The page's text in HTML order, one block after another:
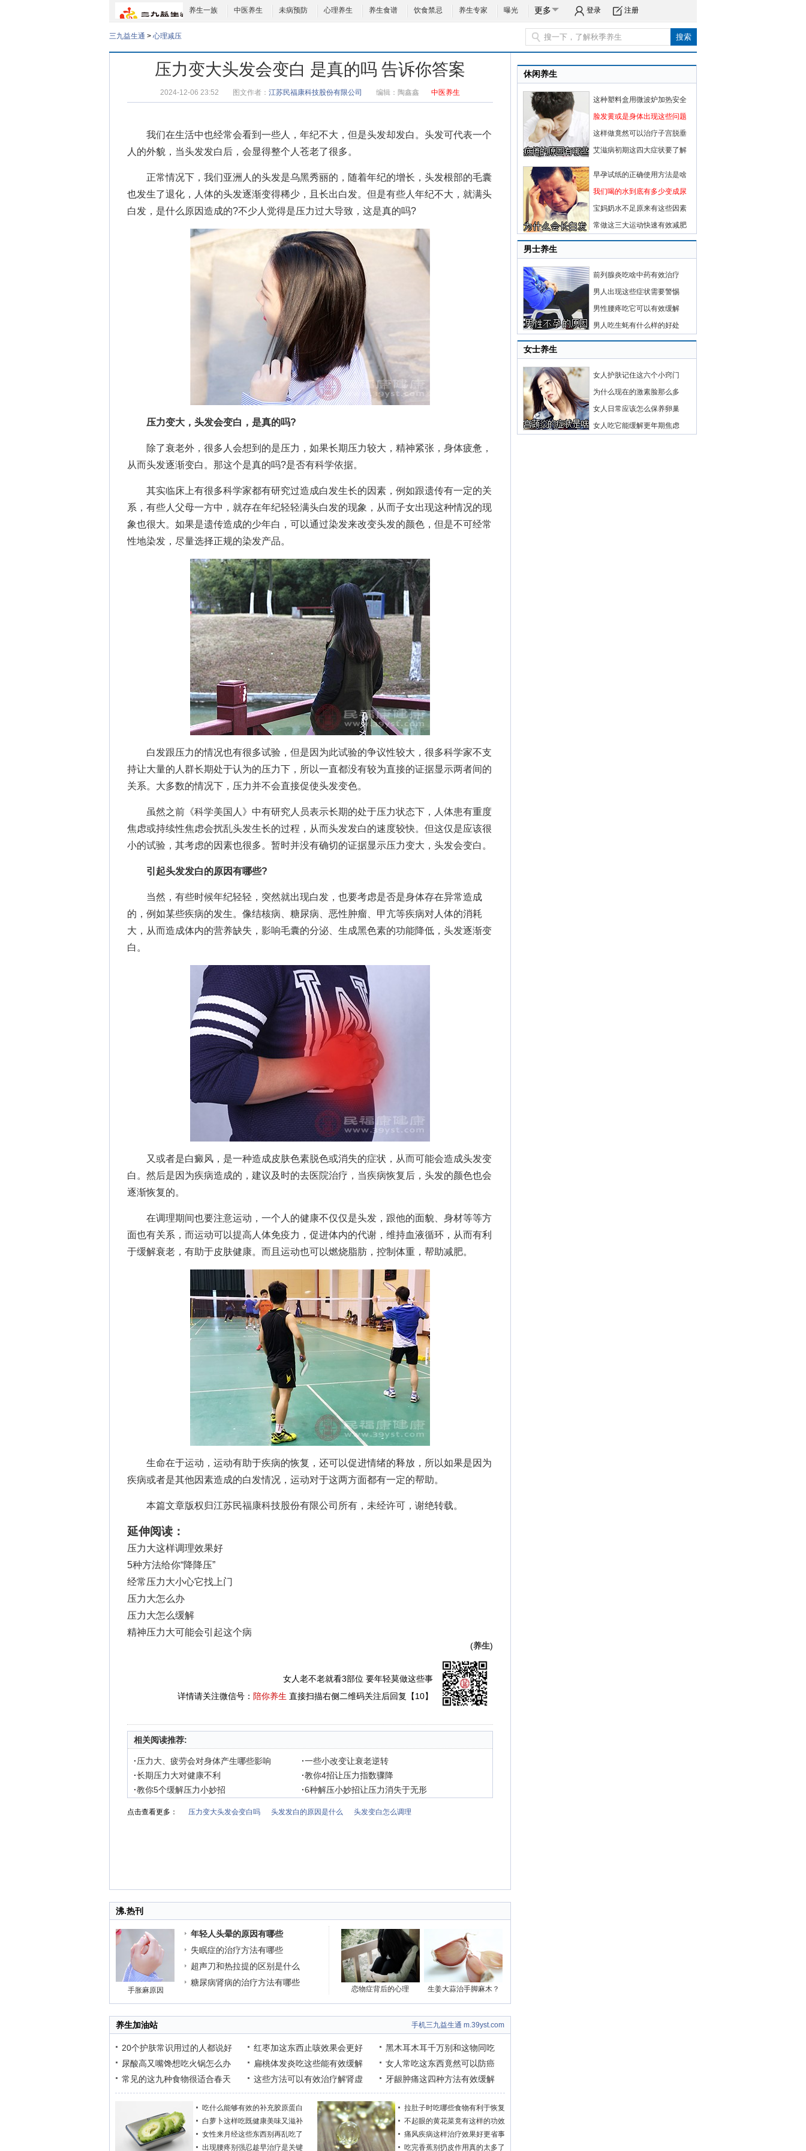
养生一族 中医养生 未病预防 心理养生 养生食谱 饮食禁忌 养生专家 曝光 更多 登录 注册
三九益生通 > 心理减压
压力变大头发会变白 是真的吗 告诉你答案
2024-12-06 23:52 图文作者： 江苏民福康科技股份有限公司 编辑： 陶鑫鑫 中医养生
我们在生活中也经常会看到一些人，年纪不大，但是头发却发白。头发可代表一个
人的外貌，当头发发白后，会显得整个人苍老了很多。
正常情况下，我们亚洲人的头发是乌黑秀丽的，随着年纪的增长，头发根部的毛囊
也发生了退化，人体的头发逐渐变得稀少，且长出白发。但是有些人年纪不大，就满头
白发，是什么原因造成的?不少人觉得是压力过大导致，这是真的吗?
压力变大，头发会变白，是真的吗?
除了衰老外，很多人会想到的是压力，如果长期压力较大，精神紧张，身体疲惫，
从而头发逐渐变白。那这个是真的吗?是否有科学依据。
其实临床上有很多科学家都有研究过造成白发生长的因素，例如跟遗传有一定的关
系，有些人父母一方中，就存在年纪轻轻满头白发的现象，从而子女出现这种情况的现
象也很大。如果是遗传造成的少年白，可以通过染发来改变头发的颜色，但是不可经常
性地染发，尽量选择正规的染发产品。
白发跟压力的情况也有很多试验，但是因为此试验的争议性较大，很多科学家不支
持让大量的人群长期处于认为的压力下，所以一直都没有较为直接的证据显示两者间的
关系。大多数的情况下，压力并不会直接促使头发变色。
虽然之前《科学美国人》中有研究人员表示长期的处于压力状态下，人体患有重度
焦虑或持续性焦虑会扰乱头发生长的过程，从而头发发白的速度较快。但这仅是应该很
小的试验，其考虑的因素也很多。暂时并没有确切的证据显示压力变大，头发会变白。
引起头发发白的原因有哪些?
当然，有些时候年纪轻轻，突然就出现白发，也要考虑是否是身体存在异常造成
的，例如某些疾病的发生。像结核病、糖尿病、恶性肿瘤、甲亢等疾病对人体的消耗
大，从而造成体内的营养缺失，影响毛囊的分泌、生成黑色素的功能降低，头发逐渐变
白。
又或者是白癜风，是一种造成皮肤色素脱色或消失的症状，从而可能会造成头发变
白。然后是因为疾病造成的，建议及时的去医院治疗，当疾病恢复后，头发的颜色也会
逐渐恢复的。
在调理期间也要注意运动，一个人的健康不仅仅是头发，跟他的面貌、身材等等方
面也有关系，而运动可以提高人体免疫力，促进体内的代谢，维持血液循环，从而有利
于缓解衰老，有助于皮肤健康。而且运动也可以燃烧脂肪，控制体重，帮助减肥。
生命在于运动，运动有助于疾病的恢复，还可以促进情绪的释放，所以如果是因为
疾病或者是其他因素造成的白发情况，运动对于这两方面都有一定的帮助。
本篇文章版权归江苏民福康科技股份有限公司所有，未经许可，谢绝转载。
延伸阅读：
压力大这样调理效果好
5种方法给你“降降压”
经常压力大小心它找上门
压力大怎么办
压力大怎么缓解
精神压力大可能会引起这个病
(养生)
女人老不老就看3部位 要年轻莫做这些事
详情请关注微信号： 陪你养生 直接扫描右侧二维码关注后回复【10】
相关阅读推荐:
·压力大、疲劳会对身体产生哪些影响 ·一些小改变让衰老逆转
·长期压力大对健康不利 ·教你4招让压力指数骤降
·教你5个缓解压力小妙招 ·6种解压小妙招让压力消失于无形
点击查看更多： 压力变大头发会变白吗 头发发白的原因是什么 头发变白怎么调理
沸.热刊
手胀麻原因
年轻人头晕的原因有哪些
失眠症的治疗方法有哪些
超声刀和热拉提的区别是什么
糖尿病肾病的治疗方法有哪些
恋物症背后的心理 生姜大蒜治手脚麻木？
养生加油站 手机三九益生通 m.39yst.com
20个护肤常识用过的人都说好
尿酸高又嘴馋想吃火锅怎么办
常见的这九种食物很适合春天
红枣加这东西止咳效果会更好
扁桃体发炎吃这些能有效缓解
这些方法可以有效治疗解肾虚
黑木耳木耳千万别和这物同吃
女人常吃这东西竟然可以防癌
牙龈肿痛这四种方法有效缓解
吃什么能够有效的补充胶原蛋白
白萝卜这样吃既健康美味又滋补
女性来月经这些东西别再乱吃了
出现腰疼别强忍趁早治疗是关键
拉肚子时吃哪些食物有利于恢复
不起眼的黄花菜竟有这样的功效
痛风疾病这样治疗效果好更省事
吃完香蕉别扔皮作用真的太多了
休闲养生
这种塑料盒用微波炉加热安全
脸发黄或是身体出现这些问题
这样做竟然可以治疗子宫脱垂
艾滋病初期这四大症状要了解
早孕试纸的正确使用方法是啥
我们喝的水到底有多少变成尿
宝妈奶水不足原来有这些因素
常做这三大运动快速有效减肥
男士养生
前列腺炎吃啥中药有效治疗
男人出现这些症状需要警惕
男性腰疼吃它可以有效缓解
男人吃生蚝有什么样的好处
女士养生
女人护肤记住这六个小窍门
为什么现在的激素脸那么多
女人日常应该怎么保养卵巢
女人吃它能缓解更年期焦虑